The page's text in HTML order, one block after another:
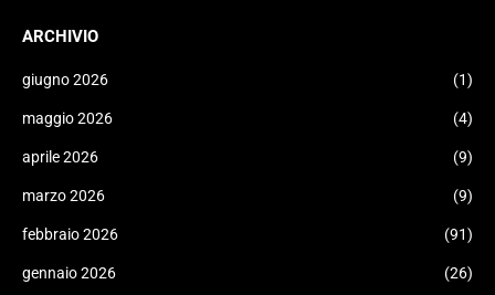
ARCHIVIO
giugno 2026 (1)
maggio 2026 (4)
aprile 2026 (9)
marzo 2026 (9)
febbraio 2026 (91)
gennaio 2026 (26)